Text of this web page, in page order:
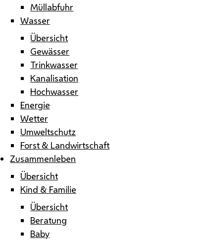
Müllabfuhr
Wasser
Übersicht
Gewässer
Trinkwasser
Kanalisation
Hochwasser
Energie
Wetter
Umweltschutz
Forst & Landwirtschaft
Zusammenleben
Übersicht
Kind & Familie
Übersicht
Beratung
Baby